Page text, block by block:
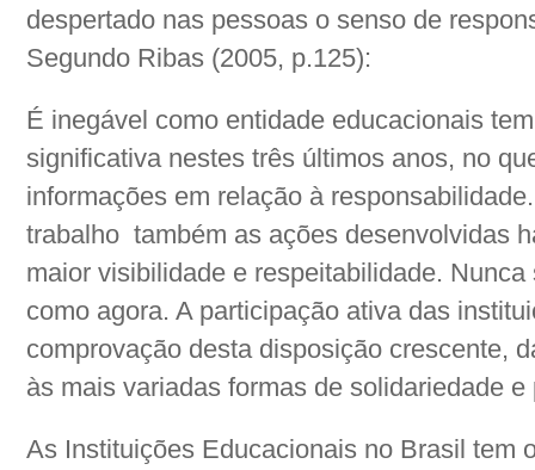
despertado nas pessoas o senso de
Segundo Ribas (2005, p.125):
É inegável como entidade educacionais
significativa nestes três últimos anos, no
informações em relação à
trabalho também as ações desenvolvidas
maior visibilidade e respeitabilidade.
como agora. A participação ativa das
comprovação desta disposição crescente,
às mais variadas formas de solidariedade
As Instituições Educacionais no Brasil tem